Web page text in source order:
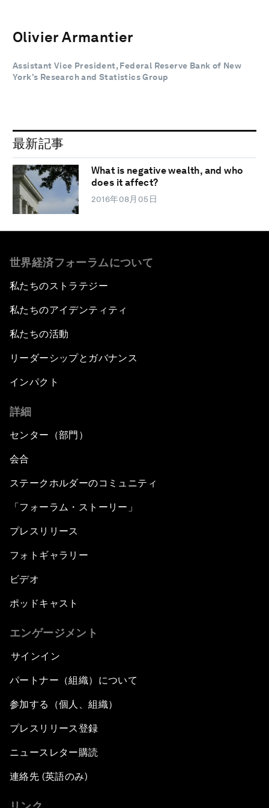
Olivier Armantier
Assistant Vice President, Federal Reserve Bank of New
York’s Research and Statistics Group
最新記事
What is negative wealth, and who
does it affect?
2016年08月05日
世界経済フォーラムについて
私たちのストラテジー
私たちのアイデンティティ
私たちの活動
リーダーシップとガバナンス
インパクト
詳細
センター（部門）
会合
ステークホルダーのコミュニティ
「フォーラム・ストーリー」
プレスリリース
フォトギャラリー
ビデオ
ポッドキャスト
エンゲージメント
サインイン
パートナー（組織）について
参加する（個人、組織）
プレスリリース登録
ニュースレター購読
連絡先 (英語のみ)